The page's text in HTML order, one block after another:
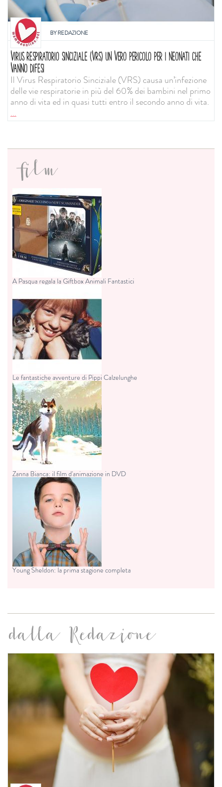
BYREDAZIONE
VIRUS RESPIRATORIO SINCIZIALE (VRS) UN VERO PERICOLO PER I NEONATI CHE
VANNO DIFESI
Il Virus Respiratorio Sinciziale (VRS) causa un’infezione
delle vie respiratorie in più del 60% dei bambini nel primo
anno di vita ed in quasi tutti entro il secondo anno di vita.
...
film
A Pasqua regala la Giftbox Animali Fantastici
Le fantastiche avventure di Pippi Calzelunghe
Zanna Bianca: il film d'animazione in DVD
Young Sheldon: la prima stagione completa
dalla Redazione